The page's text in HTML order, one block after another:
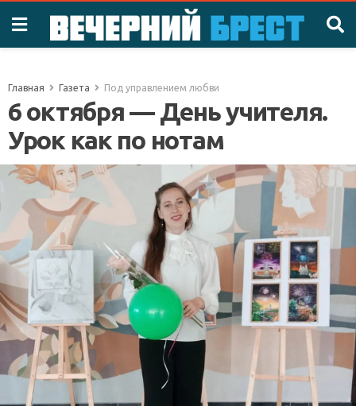
Главная Газета Под управлением любви
6 октября — День учителя.
Урок как по нотам